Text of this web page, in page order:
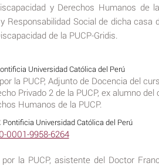
y Derechos Humanos de
Responsabilidad Social de dicha casa
de la PUCP-Gridis.
Universidad Católica del Perú
la PUCP, Adjunto de Docencia del
Privado 2 de la PUCP, ex alumno
Humanos de la PUCP.
Pontificia Universidad Católica del Perú
0001-9958-6264
la PUCP, asistente del Doctor